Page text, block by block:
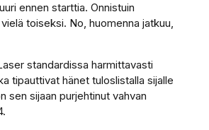
ennen starttia. Onnistuin
toiseksi. No, huomenna jatkuu,
standardissa harmittavasti
tipauttivat hänet tuloslistalla sijalle
sen sijaan purjehtinut vahvan